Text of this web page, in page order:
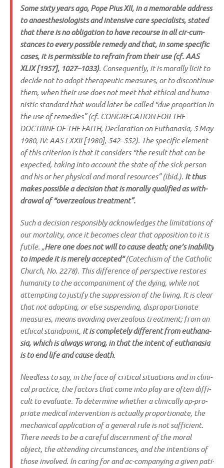
Some six­ty years ago, Pope Pius XII, in a memo­rable address
to anaes­the­sio­lo­gists and inten­si­ve care spe­cia­lists, sta­ted
that the­re is no obli­ga­ti­on to have recour­se in all cir-cum­
stances to every pos­si­ble reme­dy and that, in some spe­ci­fic
cases, it is per­mis­si­ble to refrain from their use (cf. AAS
XLIX [1957], 1027–1033). Con­se­quent­ly, it is moral­ly licit to
deci­de not to adopt the­ra­peu­tic mea­su­res, or to dis­con­ti­n­ue
them, when their use does not meet that ethi­cal and huma­
ni­stic stan­dard that would later be cal­led “due pro­por­ti­on in
the use of reme­dies” (cf. CONGREGATION FOR THE
DOCTRINE OF THE FAITH, Decla­ra­ti­on on Eutha­na­sia, 5 May
1980, IV: AAS LXXII [1980], 542–552). The spe­ci­fic ele­ment
of this cri­ter­ion is that it con­siders “the result that can be
expec­ted, taking into account the sta­te of the sick per­son
and his or her phy­si­cal and moral resour­ces” (ibid.). It thus
makes pos­si­ble a decis­i­on that is moral­ly qua­li­fi­ed as with­
dra­wal of “over­ze­a­lous treatment”.
Such a decis­i­on respon­si­bly ack­now­led­ges the limi­ta­ti­ons of
our mor­ta­li­ty, once it beco­mes clear that oppo­si­ti­on to it is
futi­le. „Here one does not will to cau­se death; one’s ina­bi­li­ty
to impe­de it is mere­ly accept­ed“(Cate­chism of the Catho­lic
Church, No. 2278). This dif­fe­rence of per­spec­ti­ve resto­res
huma­ni­ty to the accom­p­anime­nt of the dying, while not
attemp­ting to justi­fy the sup­pres­si­on of the living. It is clear
that not adop­ting, or else sus­pen­ding, dis­pro­por­tio­na­te
mea­su­res, means avo­i­ding over­ze­a­lous tre­at­ment; from an
ethi­cal stand­point, it is com­ple­te­ly dif­fe­rent from eutha­na­
sia, which is always wrong, in that the intent of eutha­na­sia
is to end life and cau­se death.
Need­less to say, in the face of cri­ti­cal situa­tions and in cli­ni­
cal prac­ti­ce, the fac­tors that come into play are often dif­fi­
cult to eva­lua­te. To deter­mi­ne whe­ther a cli­ni­cal­ly ap-pro­
pria­te medi­cal inter­ven­ti­on is actual­ly pro­por­tio­na­te, the
mecha­ni­cal appli­ca­ti­on of a gene­ral rule is not suf­fi­ci­ent.
The­re needs to be a careful dis­cern­ment of the moral
object, the atten­ding cir­cum­stances, and the inten­ti­ons of
tho­se invol­ved. In caring for and ac-com­pany­ing a given pati­